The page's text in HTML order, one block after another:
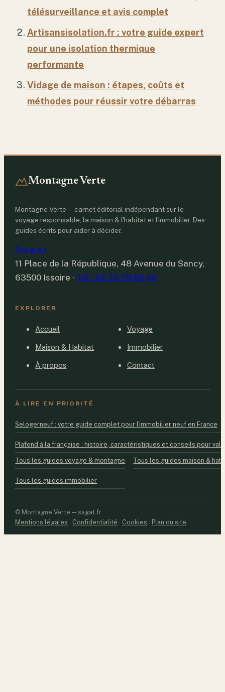
télésurveillance et avis complet
Artisansisolation.fr : votre guide expert
pour une isolation thermique
performante
Vidage de maison : étapes, coûts et
méthodes pour réussir votre débarras
Montagne Verte
Montagne Verte — carnet éditorial indépendant sur le
voyage responsable, la maison & l'habitat et l'immobilier. Des
guides écrits pour aider à décider.
S.a.g.a.t
11 Place de la République, 48 Avenue du Sancy,
63500 Issoire · Tél : 04 73 79 60 40
EXPLORER
Accueil Voyage
Maison & Habitat Immobilier
À propos Contact
À LIRE EN PRIORITÉ
Selogerneuf : votre guide complet pour l'immobilier neuf en France
Plafond à la française : histoire, caractéristiques et conseils pour
Tous les guides voyage & montagne Tous les guides maison &
Tous les guides immobilier
© Montagne Verte — sagat.fr
Mentions légales · Confidentialité · Cookies · Plan du site